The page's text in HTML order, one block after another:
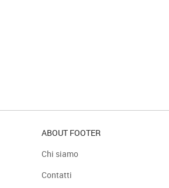
ABOUT FOOTER
Chi siamo
Contatti